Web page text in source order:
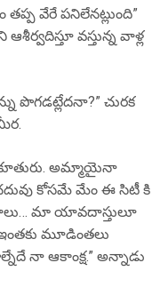
వేరే పనిలేనట్లుంది”
వస్తున్న వాళ్ల
పొగడట్లేదనా?” చురక
అమ్మాయైనా
కోసమే మేం ఈ సిటీ కి
మా యావదాస్తులూ
మూడింతలు
నా ఆకాంక్ష.” అన్నాడు